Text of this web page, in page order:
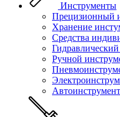
Инструменты
Прецизионный
Хранение
Средства
Ручной
Автоинструмент